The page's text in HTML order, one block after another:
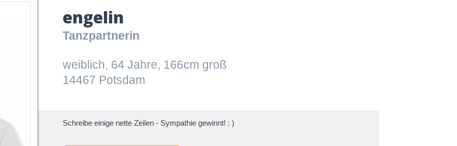
engelin
Tanzpartnerin
weiblich, 64 Jahre, 166cm groß
14467 Potsdam
Schreibe einige nette Zeilen - Sympathie gewinnt! : )